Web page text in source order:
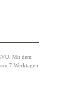
Mit dem
7 Werktagen